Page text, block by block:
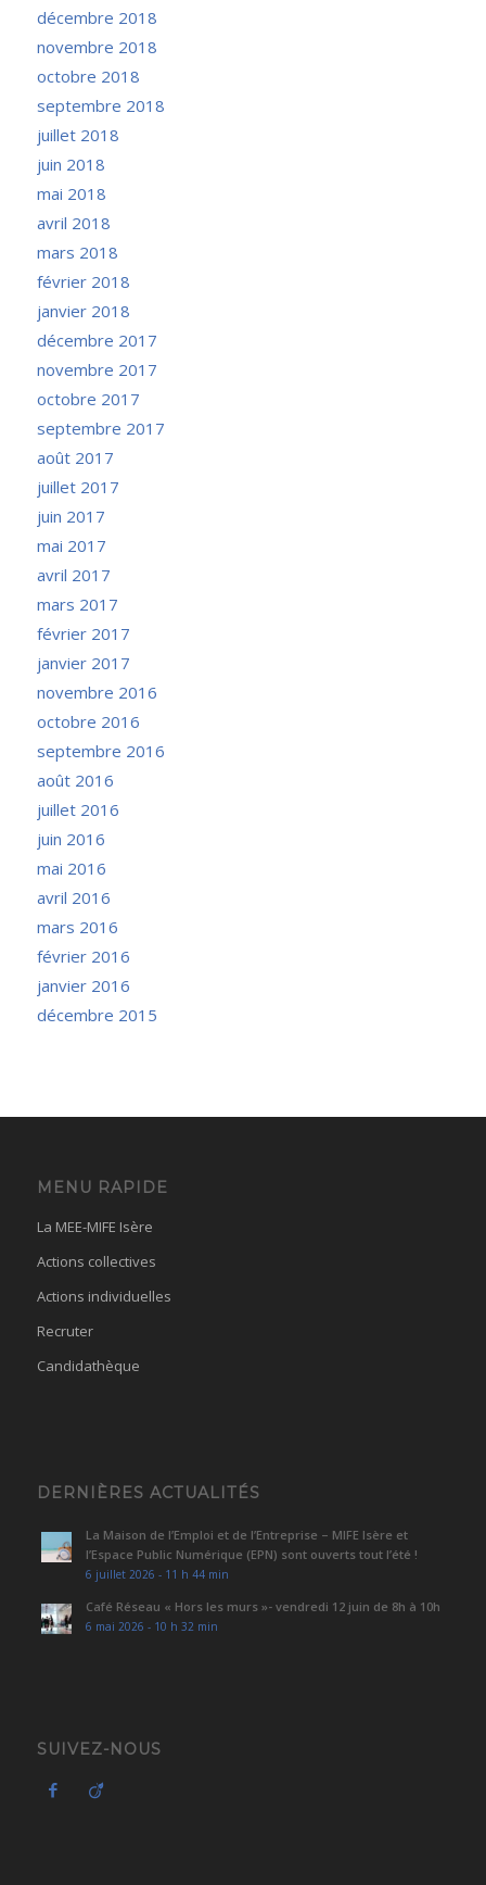
décembre 2018
novembre 2018
octobre 2018
septembre 2018
juillet 2018
juin 2018
mai 2018
avril 2018
mars 2018
février 2018
janvier 2018
décembre 2017
novembre 2017
octobre 2017
septembre 2017
août 2017
juillet 2017
juin 2017
mai 2017
avril 2017
mars 2017
février 2017
janvier 2017
novembre 2016
octobre 2016
septembre 2016
août 2016
juillet 2016
juin 2016
mai 2016
avril 2016
mars 2016
février 2016
janvier 2016
décembre 2015
MENU RAPIDE
La MEE-MIFE Isère
Actions collectives
Actions individuelles
Recruter
Candidathèque
DERNIÈRES ACTUALITÉS
La Maison de l’Emploi et de l’Entreprise – MIFE Isère et
l’Espace Public Numérique (EPN) sont ouverts tout l’été !
6 juillet 2026 - 11 h 44 min
Café Réseau « Hors les murs »- vendredi 12 juin de 8h à 10h
6 mai 2026 - 10 h 32 min
SUIVEZ-NOUS